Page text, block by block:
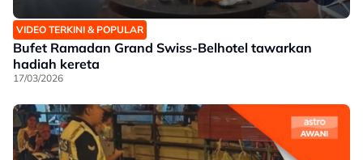
VIDEO TERKINI & POPULAR
Bufet Ramadan Grand Swiss-Belhotel tawarkan
hadiah kereta
17/03/2026